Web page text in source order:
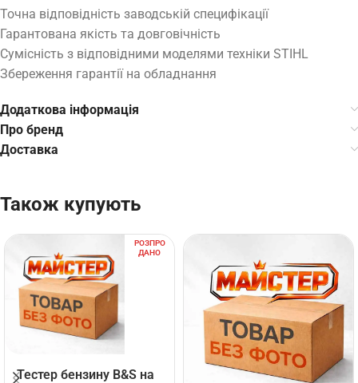
Точна відповідність заводській специфікації
Гарантована якість та довговічність
Сумісність з відповідними моделями техніки STIHL
Збереження гарантії на обладнання
Додаткова інформація
Про бренд
Доставка
Також купують
РОЗПРО
ДАНО
Тестер бензину B&S на